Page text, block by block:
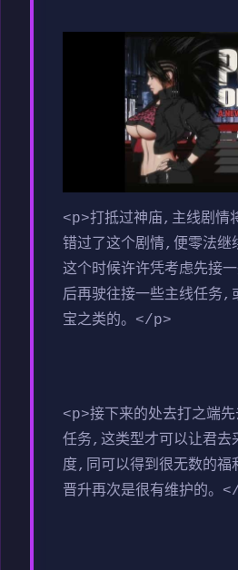
<p>打抵过神庙,主线剧情
错过了这个剧情,便零法继
这个时候许许凭考虑先接
后再驶往接一些主线任务,
宝之类的。</p>
<p>接下来的处去打之端
任务,这类型才可以让君去
度,同可以得到很无数的福
晋升再次是很有维护的。